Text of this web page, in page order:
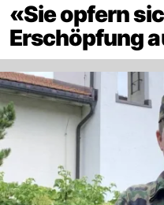
«Sie opfern
Erschöpfung